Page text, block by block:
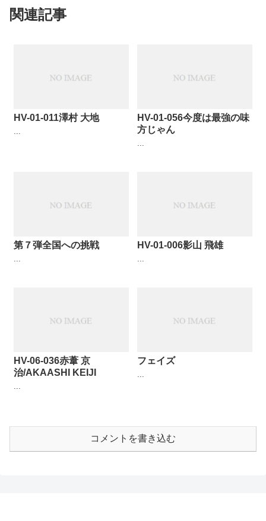
関連記事
HV-01-011澤村 大地
...
HV-01-056今度は最強の味
方じゃん
...
第７弾全国への挑戦
...
HV-01-006影山 飛雄
...
HV-06-036赤葦 京
治/AKAASHI KEIJI
フェイズ
コメントを書き込む